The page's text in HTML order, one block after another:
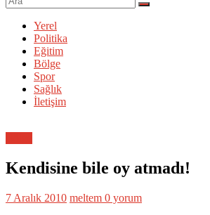
Yerel
Politika
Eğitim
Bölge
Spor
Sağlık
İletişim
Kendisine bile oy atmadı!
7 Aralık 2010 meltem 0 yorum